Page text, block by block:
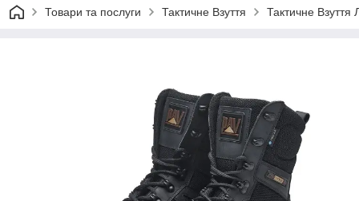
Товари та послуги Тактичне Взуття Тактичне Взуття